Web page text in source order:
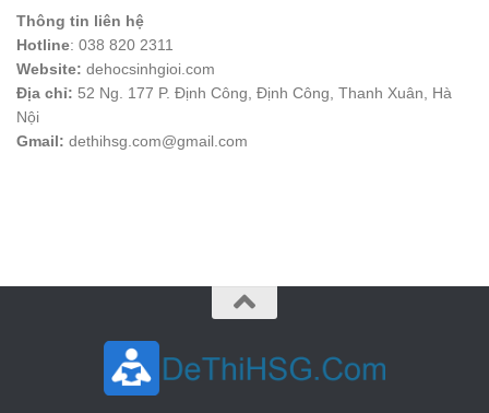
Thông tin liên hệ
Hotline: 038 820 2311
Website: dehocsinhgioi.com
Địa chỉ: 52 Ng. 177 P. Định Công, Định Công, Thanh Xuân, Hà
Nội
Gmail: dethihsg.com@gmail.com